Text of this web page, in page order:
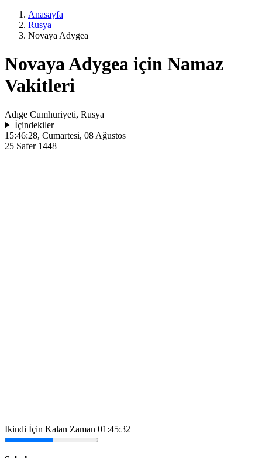
Anasayfa
Rusya
Novaya Adygea
Novaya Adygea için Namaz
Vakitleri
Adıge Cumhuriyeti, Rusya
İçindekiler
15:46:28, Cumartesi, 08 Ağustos
25 Safer 1448
Ikindi İçin Kalan Zaman 01:45:32